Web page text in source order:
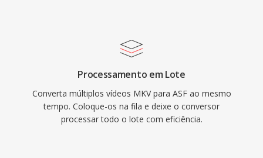
permanece relevante em ecossistemas de
Windows Média Services.
Processamento em Lote
Converta múltiplos vídeos MKV para ASF ao mesmo
tempo. Coloque-os na fila e deixe o conversor
processar todo o lote com eficiência.